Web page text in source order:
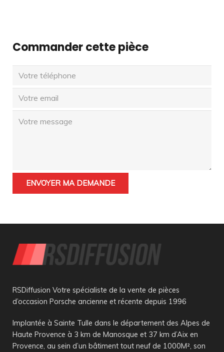
Commander cette pièce
RSDiffusion Votre spécialiste de la vente de pièces
d’occasion Porsche ancienne et récente depuis 1996
Implantée à Sainte Tulle dans le département des Alpes de
Haute Provence à 3 km de Manosque et 37 km d’Aix en
Provence, au sein d’un bâtiment tout neuf de 1000M², son